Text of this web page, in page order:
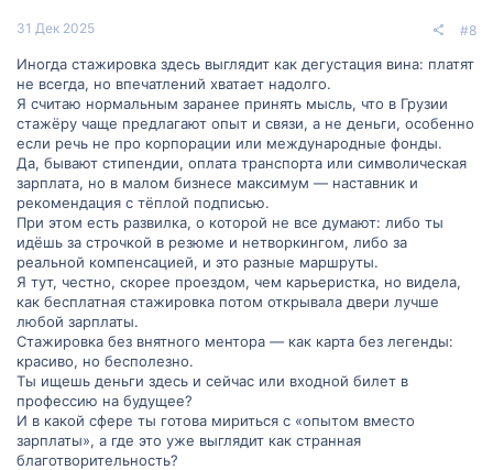
31 Дек 2025 #8
Иногда стажировка здесь выглядит как дегустация вина: платят
не всегда, но впечатлений хватает надолго.
Я считаю нормальным заранее принять мысль, что в Грузии
стажёру чаще предлагают опыт и связи, а не деньги, особенно
если речь не про корпорации или международные фонды.
Да, бывают стипендии, оплата транспорта или символическая
зарплата, но в малом бизнесе максимум — наставник и
рекомендация с тёплой подписью.
При этом есть развилка, о которой не все думают: либо ты
идёшь за строчкой в резюме и нетворкингом, либо за
реальной компенсацией, и это разные маршруты.
Я тут, честно, скорее проездом, чем карьеристка, но видела,
как бесплатная стажировка потом открывала двери лучше
любой зарплаты.
Стажировка без внятного ментора — как карта без легенды:
красиво, но бесполезно.
Ты ищешь деньги здесь и сейчас или входной билет в
профессию на будущее?
И в какой сфере ты готова мириться с «опытом вместо
зарплаты», а где это уже выглядит как странная
благотворительность?